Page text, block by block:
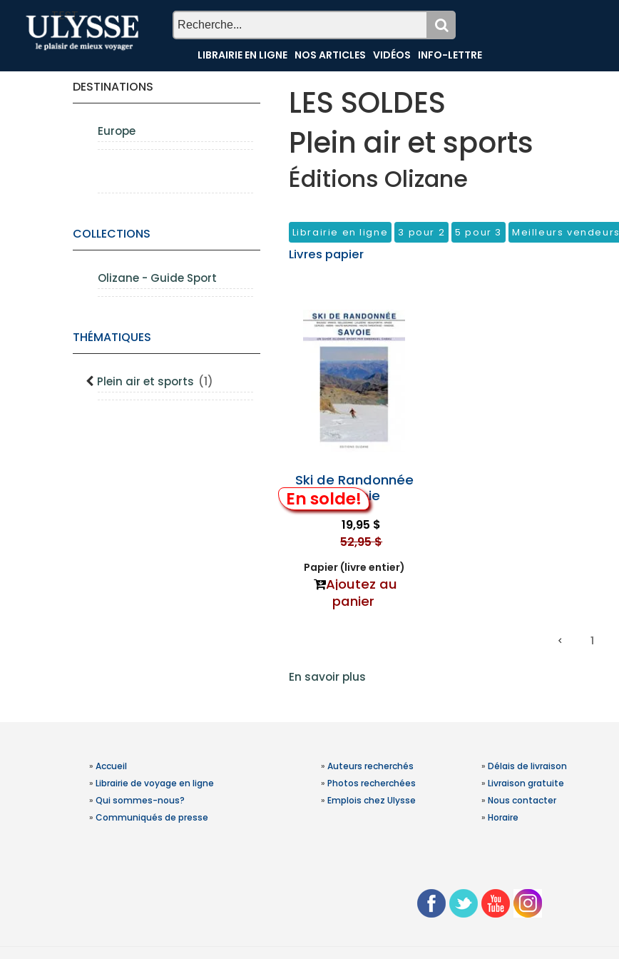
TEST
LIBRAIRIE EN LIGNE NOS ARTICLES VIDÉOS INFO-LETTRE
DESTINATIONS
Europe
COLLECTIONS
Olizane - Guide Sport
THÉMATIQUES
Plein air et sports (1)
LES SOLDES
Plein air et sports
Éditions Olizane
Librairie en ligne 3 pour 2 5 pour 3 Meilleurs vendeurs
Livres papier
En solde!
Ski de Randonnée
: Savoie
19,95 $
52,95 $
Papier (livre entier)
Ajoutez au
panier
1
En savoir plus
» Accueil
» Librairie de voyage en ligne
» Qui sommes-nous?
» Communiqués de presse
» Auteurs recherchés
» Photos recherchées
» Emplois chez Ulysse
» Délais de livraison
» Livraison gratuite
» Nous contacter
» Horaire